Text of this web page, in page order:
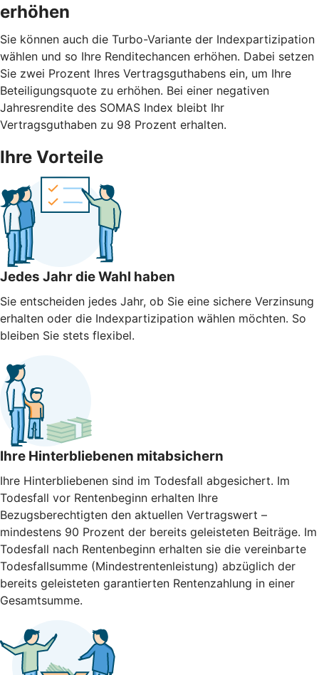
erhöhen
Sie können auch die Turbo-Variante der Indexpartizipation
wählen und so Ihre Renditechancen erhöhen. Dabei setzen
Sie zwei Prozent Ihres Vertragsguthabens ein, um Ihre
Beteiligungsquote zu erhöhen. Bei einer negativen
Jahresrendite des SOMAS Index bleibt Ihr
Vertragsguthaben zu 98 Prozent erhalten.
Ihre Vorteile
Jedes Jahr die Wahl haben
Sie entscheiden jedes Jahr, ob Sie eine sichere Verzinsung
erhalten oder die Indexpartizipation wählen möchten. So
bleiben Sie stets flexibel.
Ihre Hinterbliebenen mitabsichern
Ihre Hinterbliebenen sind im Todesfall abgesichert. Im
Todesfall vor Rentenbeginn erhalten Ihre
Bezugsberechtigten den aktuellen Vertragswert –
mindestens 90 Prozent der bereits geleisteten Beiträge. Im
Todesfall nach Rentenbeginn erhalten sie die vereinbarte
Todesfallsumme (Mindestrentenleistung) abzüglich der
bereits geleisteten garantierten Rentenzahlung in einer
Gesamtsumme.